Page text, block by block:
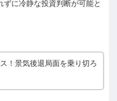
ずに冷静な投資判断が可能と
！景気後退局面を乗り切ろ